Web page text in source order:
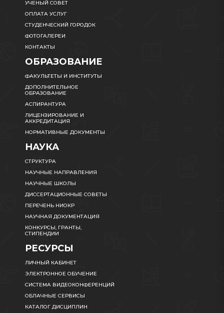
УЧЕНЫЙ СОВЕТ
ОПЛАТА УСЛУГ
СТУДЕНЧЕСКИЙ ГОРОДОК
ФОТОГАЛЕРЕИ
КОНТАКТЫ
ОБРАЗОВАНИЕ
ФАКУЛЬТЕТЫ И ИНСТИТУТЫ
ДОПОЛНИТЕЛЬНОЕ
ОБРАЗОВАНИЕ
АСПИРАНТУРА
ЛИЦЕНЗИРОВАНИЕ И
АККРЕДИТАЦИЯ
НОРМАТИВНЫЕ ДОКУМЕНТЫ
НАУКА
СТРУКТУРА
НАУЧНЫЕ НАПРАВЛЕНИЯ
НАУЧНЫЕ ШКОЛЫ
ДИССЕРТАЦИОННЫЕ СОВЕТЫ
ПЕРЕЧЕНЬ НИОКР
НАУЧНАЯ ДОКУМЕНТАЦИЯ
КОНКУРСЫ, ГРАНТЫ,
СТИПЕНДИИ
РЕСУРСЫ
ЛИЧНЫЙ КАБИНЕТ
ЭЛЕКТРОННОЕ ОБУЧЕНИЕ
СИСТЕМА ВИДЕОКОНФЕРЕНЦИЙ
ОБЛАЧНЫЕ СЕРВИСЫ
КАТАЛОГ ДИСЦИПЛИН